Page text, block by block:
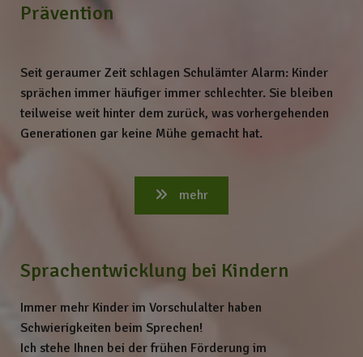
Prävention
Seit geraumer Zeit schlagen Schulämter Alarm: Kinder
sprächen immer häufiger immer schlechter. Sie bleiben
teilweise weit hinter dem zurück, was vorhergehenden
Generationen gar keine Mühe gemacht hat.
mehr
Sprachentwicklung bei Kindern
Immer mehr Kinder im Vorschulalter haben
Schwierigkeiten beim Sprechen!
Ich stehe Ihnen bei der frühen Förderung im